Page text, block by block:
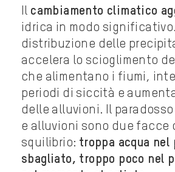
Il cambiamento climatico
idrica in modo
distribuzione delle
accelera lo scioglimento
che alimentano i fiumi,
periodi di siccità e
delle alluvioni. Il
e alluvioni sono due facce
squilibrio: troppa acqua nel
sbagliato, troppo poco nel